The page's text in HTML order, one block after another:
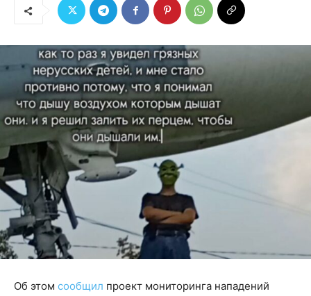
Об этом сообщил проект мониторинга нападений